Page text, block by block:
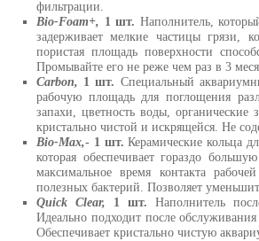
фильтрации.
Bio-Foam+, 1 шт. Наполнитель,
задерживает мелкие частицы грязи,
пористая площадь поверхности
Промывайте его не реже чем раз в 3
Carbon, 1 шт. Специальный
рабочую площадь для поглощения
запахи, цветность воды, органические
кристально чистой и искрящейся. Не
Bio-Max,- 1 шт. Керамические кольца
которая обеспечивает гораздо
максимальное время контакта
полезных бактерий. Позволяет
Quick Clear, 1 шт. Наполнитель
Идеально подходит после
Обеспечивает кристально чистую